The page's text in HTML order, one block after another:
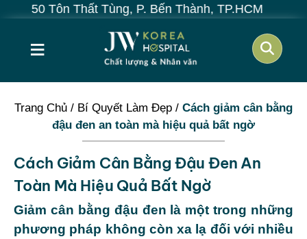
Tùng, P. Bến Thành, TP.HCM
≡
Trang Chủ / Bí Quyết Làm Đẹp / Cách giảm cân bằng
đậu đen an toàn mà hiệu quả bất ngờ
Cách Giảm Cân Bằng Đậu Đen An
Toàn Mà Hiệu Quả Bất Ngờ
Giảm cân bằng đậu đen là một trong những
phương pháp không còn xa lạ đối với nhiều